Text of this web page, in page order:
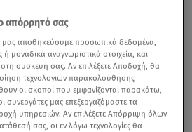
απόρρητό σας
μας αποθηκεύουμε προσωπικά δεδομένα,
μοναδικά αναγνωριστικά στοιχεία, και
συσκευή σας. Αν επιλέξετε Αποδοχή, θα
τεχνολογιών παρακολούθησης
οι σκοποί που εμφανίζονται παρακάτω,
συνεργάτες μας επεξεργαζόμαστε τα
υπηρεσιών. Αν επιλέξετε Απόρριψη όλων
σας, οι εν λόγω τεχνολογίες θα